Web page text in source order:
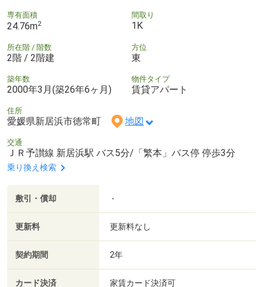
専有面積
24.76m2
間取り
1K
所在階 / 階数
2階 / 2階建
方位
東
築年数
2000年3月(築26年6ヶ月)
物件タイプ
賃貸アパート
住所
愛媛県新居浜市徳常町 地図
交通
ＪＲ予讃線 新居浜駅 バス5分/「繁本」バス停 停歩3分
乗り換え検索
敷引・償却 -
更新料 更新料なし
契約期間 2年
カード決済 家賃カード決済可